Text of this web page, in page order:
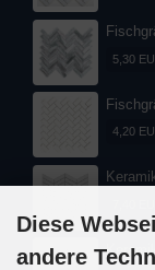
5,30
4,20
Diese
andere